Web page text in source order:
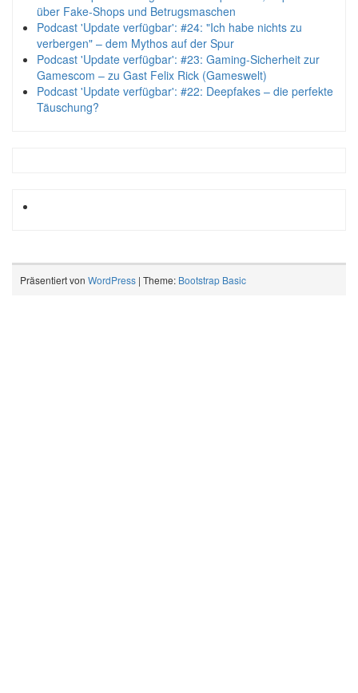
über Fake-Shops und Betrugsmaschen
Podcast 'Update verfügbar': #24: "Ich habe nichts zu
verbergen" – dem Mythos auf der Spur
Podcast 'Update verfügbar': #23: Gaming-Sicherheit zur
Gamescom – zu Gast Felix Rick (Gameswelt)
Podcast 'Update verfügbar': #22: Deepfakes – die perfekte
Täuschung?
Präsentiert von WordPress | Theme: Bootstrap Basic